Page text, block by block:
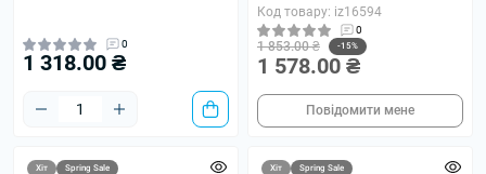
0
1 318.00 ₴
Код товару: iz16594
0
1 853.00 ₴ -15%
1 578.00 ₴
Повідомити мене
Хіт Spring Sale Хіт Spring Sale